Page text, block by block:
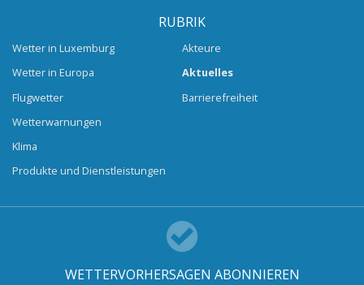
RUBRIK
Wetter in Luxemburg
Wetter in Europa
Flugwetter
Wetterwarnungen
Klima
Produkte und Dienstleistungen
Akteure
Aktuelles
Barrierefreiheit
WETTERVORHERSAGEN ABONNIEREN